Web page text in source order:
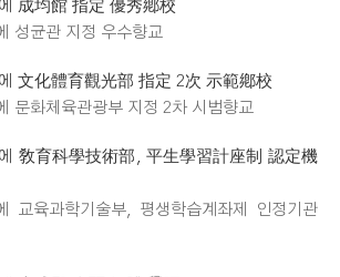
成均館 指定 優秀鄕校
성균관 지정 우수향교
文化體育觀光部 指定 2次 示範鄕校
문화체육관광부 지정 2차 시범향교
敎育科學技術部, 平生學習計座制 認定機
교육과학기술부, 평생학습계좌제 인정기관